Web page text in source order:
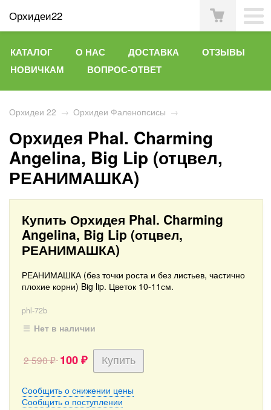
Орхидеи22
КАТАЛОГ О НАС ДОСТАВКА
ОТЗЫВЫ
НОВИЧКАМ
ВОПРОС-ОТВЕТ
Орхидеи 22 → Орхидеи Фаленопсисы →
Орхидея Phal. Charming
Angelina, Big Lip (отцвел,
РЕАНИМАШКА)
Купить Орхидея Phal. Charming
Angelina, Big Lip (отцвел,
РЕАНИМАШКА)
РЕАНИМАШКА (без точки роста и без листьев, частично
плохие корни) Big lip. Цветок 10-11см.
phl-72b
Нет в наличии
2 590₽ 100 ₽
Сообщить о снижении цены
Сообщить о поступлении